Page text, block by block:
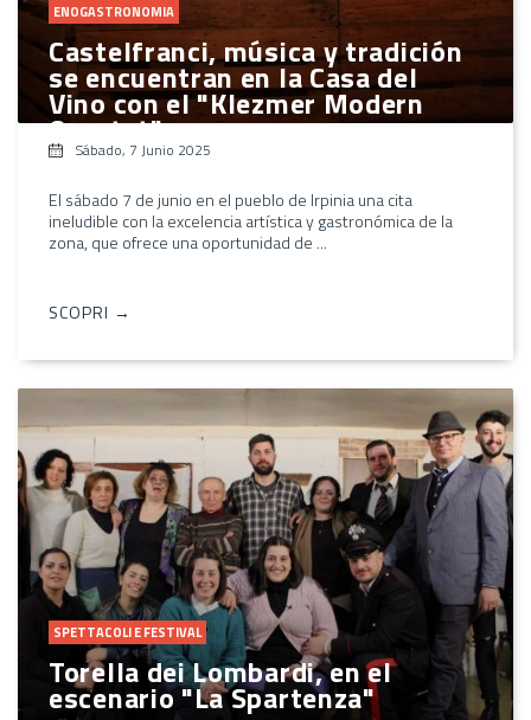
ENOGASTRONOMIA
Castelfranci, música y tradición
se encuentran en la Casa del
Vino con el "Klezmer Modern
Quartet"
Sábado, 7 Junio 2025
El sábado 7 de junio en el pueblo de Irpinia una cita
ineludible con la excelencia artística y gastronómica de la
zona, que ofrece una oportunidad de ...
SCOPRI →
SPETTACOLI E FESTIVAL
Torella dei Lombardi, en el
escenario "La Spartenza"